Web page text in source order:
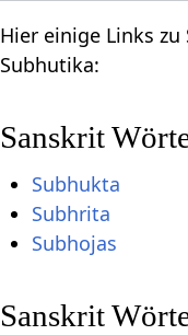
Hier einige Links
Subhutika:
Sanskrit
Subhukta
Subhrita
Subhojas
Sanskrit